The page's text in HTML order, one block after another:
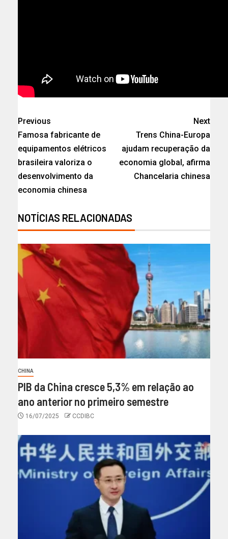
Previous
Famosa fabricante de
equipamentos elétricos
brasileira valoriza o
desenvolvimento da
economia chinesa
Next
Trens China-Europa
ajudam recuperação da
economia global, afirma
Chancelaria chinesa
NOTÍCIAS RELACIONADAS
CHINA
PIB da China cresce 5,3% em relação ao
ano anterior no primeiro semestre
16/07/2025 CCDIBC